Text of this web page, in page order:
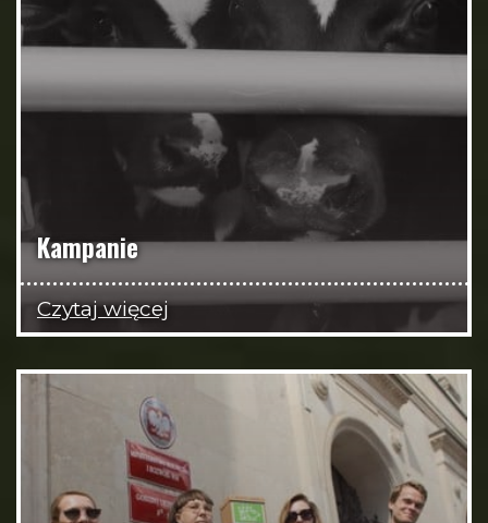
Kampanie
Czytaj więcej